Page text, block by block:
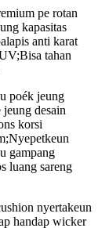
pe rotan
kapasitas
anti karat
tahan
poék jeung
desain
korsi
gampang
luang sareng
nyertakeun
handap wicker